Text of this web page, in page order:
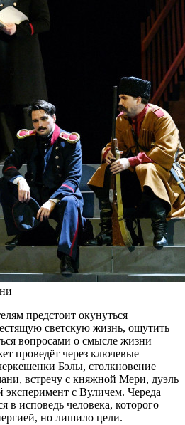
предстоит окунуться
светскую жизнь, ощутить
вопросами о смысле жизни
проведёт через ключевые
Бэлы, столкновение
встречу с княжной Мери, дуэль
с Вуличем. Череда
в исповедь человека, которого
но лишило цели.